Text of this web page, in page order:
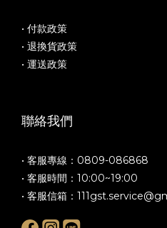
• 付款政策
• 退換貨政策
• 運送政策
聯絡我們
• 客服專線：0809-086868
• 客服時間：10:00~19:00
• 客服信箱：